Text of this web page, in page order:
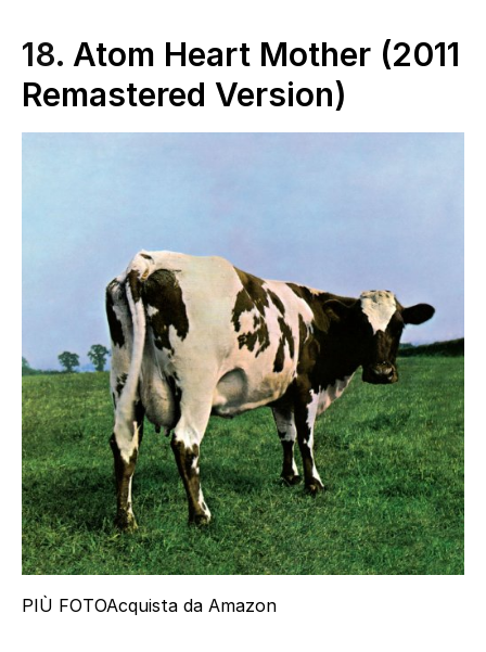
18. Atom Heart Mother (2011
Remastered Version)
PIÙ FOTOAcquista da Amazon